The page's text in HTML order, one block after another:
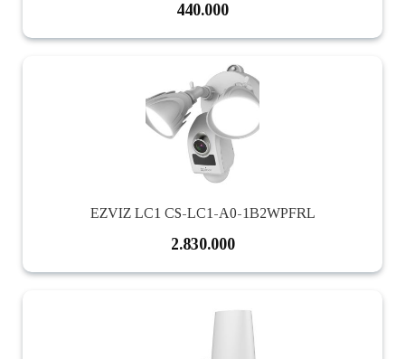
440.000
EZVIZ LC1 CS-LC1-A0-1B2WPFRL
2.830.000